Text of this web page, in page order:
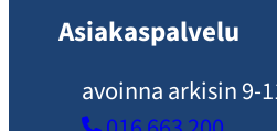
Asiakaspalvelu
avoinna arkisin 9-